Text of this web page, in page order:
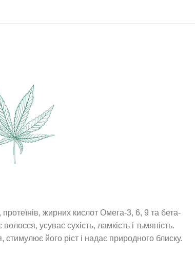
протеїнів, жирних кислот Омега-3, 6, 9 та бета-
усуває сухість, ламкість і тьмяність.
його ріст і надає природного блиску.